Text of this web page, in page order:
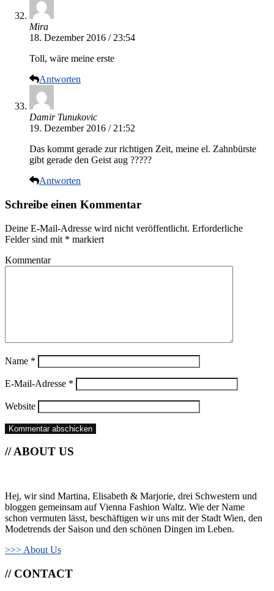
Mira
18. Dezember 2016 / 23:54
Toll, wäre meine erste
Antworten
Damir Tunukovic
19. Dezember 2016 / 21:52
Das kommt gerade zur richtigen Zeit, meine el. Zahnbürste
gibt gerade den Geist aug ?????
Antworten
Schreibe einen Kommentar
Deine E-Mail-Adresse wird nicht veröffentlicht. Erforderliche
Felder sind mit * markiert
Kommentar
Name *
E-Mail-Adresse *
Website
// ABOUT US
Hej, wir sind Martina, Elisabeth & Marjorie, drei Schwestern und
bloggen gemeinsam auf Vienna Fashion Waltz. Wie der Name
schon vermuten lässt, beschäftigen wir uns mit der Stadt Wien, den
Modetrends der Saison und den schönen Dingen im Leben.
>>> About Us
// CONTACT